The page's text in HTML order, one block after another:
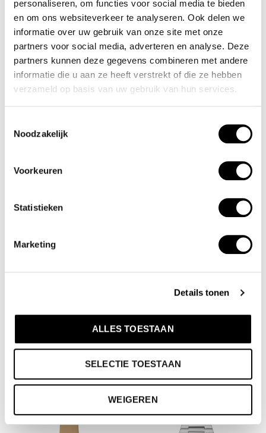
personaliseren, om functies voor social media te bieden
en om ons websiteverkeer te analyseren. Ook delen we
informatie over uw gebruik van onze site met onze
partners voor social media, adverteren en analyse. Deze
partners kunnen deze gegevens combineren met andere
informatie die u aan ze heeft verstrekt of die ze hebben
verzameld op basis van uw gebruik van hun services.
Noodzakelijk
Voorkeuren
Statistieken
Marketing
Details tonen
ALLES TOESTAAN
SELECTIE TOESTAAN
WEIGEREN
Olympic
Incl. btw
Olympic
€80,00
Lina - OL82DDL002B
€90,00
Incl. btw